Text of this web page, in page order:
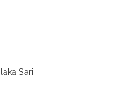
Sari